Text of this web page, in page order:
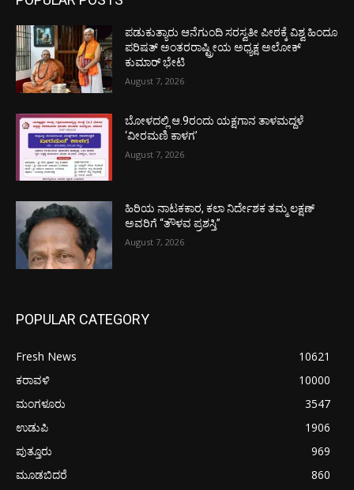
ಪಡುಕುತ್ಯಾರು ಆನೆಗುಂದಿ ಸರಸ್ವತೀ ಪೀಠಕ್ಕೆ ವಿಶ್ವ ಹಿಂದೂ
ಪರಿಷತ್ ಅಂತರರಾಷ್ಟ್ರೀಯ ಅಧ್ಯಕ್ಷ ಅಲೋಕ್
ಕುಮಾರ್ ಭೇಟಿ
August 7, 2026
ಬೋಳದಲ್ಲಿ ಆ.9ರಂದು ಯಕ್ಷಗಾನ ತಾಳಮದ್ದಳೆ
‘ವೀರಮಣಿ ಕಾಳಗ’
August 7, 2026
ಹಿರಿಯ ನಾಟಕಕಾರ, ಕಲಾ ನಿರ್ದೇಶಕ ತಮ್ಮ ಲಕ್ಷಣ್
ಅವರಿಗೆ “ತೌಳವ ಪ್ರಶಸ್ತಿ”
August 7, 2026
POPULAR CATEGORY
Fresh News
10621
ಕರಾವಳಿ
10000
ಮಂಗಳೂರು
3547
ಉಡುಪಿ
1906
ಪುತ್ತೂರು
969
ಮೂಡಬಿದರೆ
860